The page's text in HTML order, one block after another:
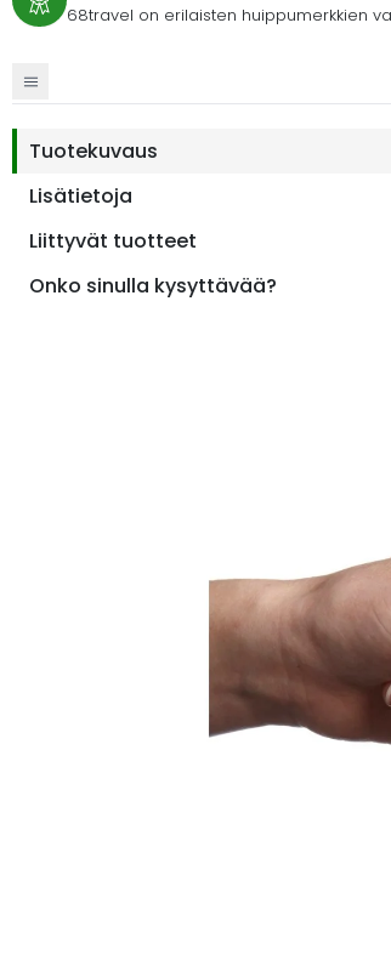
68travel on erilaisten huippumerkkien
Tuotekuvaus
Lisätietoja
Liittyvät tuotteet
Onko sinulla kysyttävää?